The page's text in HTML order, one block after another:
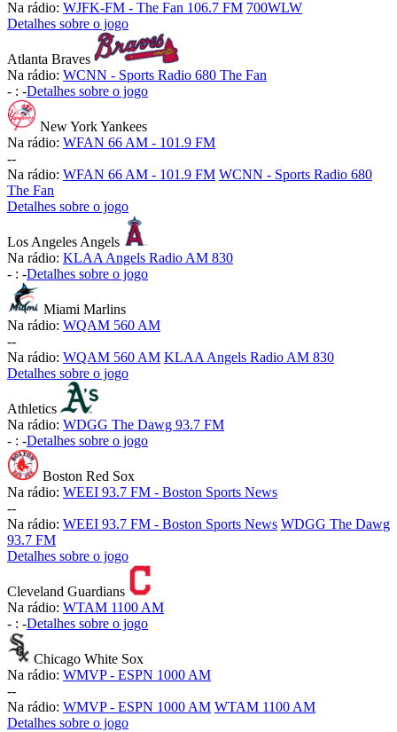
Na rádio: WJFK-FM - The Fan 106.7 FM 700WLW
Detalhes sobre o jogo
Atlanta Braves
Na rádio: WCNN - Sports Radio 680 The Fan
- : -Detalhes sobre o jogo
New York Yankees
Na rádio: WFAN 66 AM - 101.9 FM
--
Na rádio: WFAN 66 AM - 101.9 FM WCNN - Sports Radio 680
The Fan
Detalhes sobre o jogo
Los Angeles Angels
Na rádio: KLAA Angels Radio AM 830
- : -Detalhes sobre o jogo
Miami Marlins
Na rádio: WQAM 560 AM
--
Na rádio: WQAM 560 AM KLAA Angels Radio AM 830
Detalhes sobre o jogo
Athletics
Na rádio: WDGG The Dawg 93.7 FM
- : -Detalhes sobre o jogo
Boston Red Sox
Na rádio: WEEI 93.7 FM - Boston Sports News
--
Na rádio: WEEI 93.7 FM - Boston Sports News WDGG The Dawg
93.7 FM
Detalhes sobre o jogo
Cleveland Guardians
Na rádio: WTAM 1100 AM
- : -Detalhes sobre o jogo
Chicago White Sox
Na rádio: WMVP - ESPN 1000 AM
--
Na rádio: WMVP - ESPN 1000 AM WTAM 1100 AM
Detalhes sobre o jogo